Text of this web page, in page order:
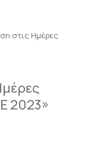
στις Ημέρες
2023»